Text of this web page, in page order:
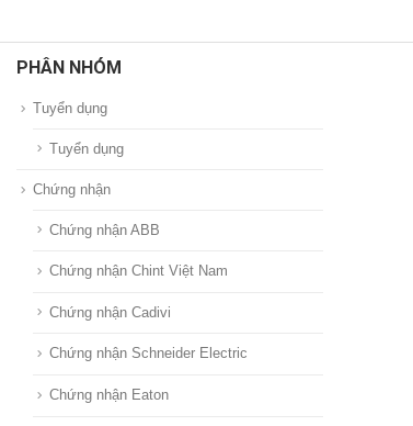
PHÂN NHÓM
Tuyển dụng
Tuyển dụng
Chứng nhận
Chứng nhận ABB
Chứng nhận Chint Việt Nam
Chứng nhận Cadivi
Chứng nhận Schneider Electric
Chứng nhận Eaton